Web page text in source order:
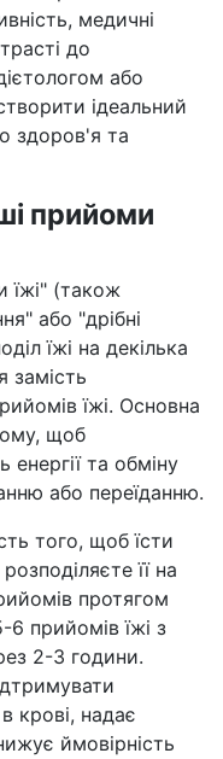
медичні
до
або
ідеальний
здоров'я та
прийоми
їжі" (також
або "дрібні
їжі на декілька
замість
їжі. Основна
щоб
енергії та обміну
або переїданню.
того, щоб їсти
її на
протягом
прийомів їжі з
2-3 години.
крові, надає
ймовірність